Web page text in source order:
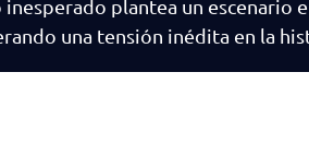
inesperado plantea un escenario
una tensión inédita en la